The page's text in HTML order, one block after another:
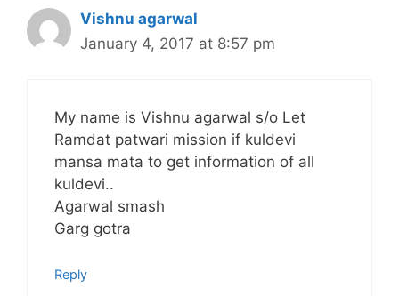
Vishnu agarwal
January 4, 2017 at 8:57 pm
My name is Vishnu agarwal s/o Let
Ramdat patwari mission if kuldevi
mansa mata to get information of all
kuldevi..
Agarwal smash
Garg gotra
Reply